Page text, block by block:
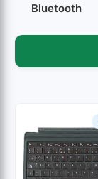
Bluetooth